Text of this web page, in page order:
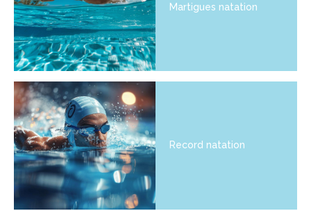
Martigues natation
Record natation